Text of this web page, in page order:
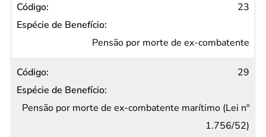
23
Pensão por morte de ex-combatente
29
Pensão por morte de ex-combatente marítimo (Lei nº
1.756/52)